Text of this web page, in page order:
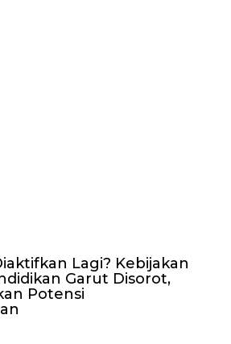
Lagi? Kebijakan
Garut Disorot,
Potensi